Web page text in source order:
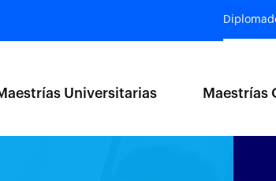
Universitarias Maestrías